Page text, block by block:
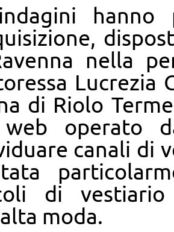
nella
Lucrezia
di Riolo
operato
canali di
di
moda.